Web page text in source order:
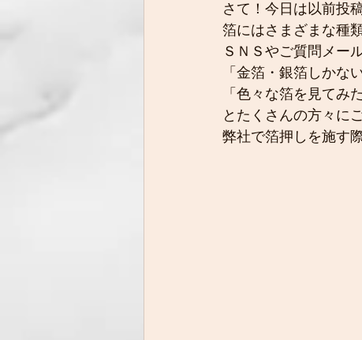
さて！今日は以前投
箔にはさまざまな種
ＳＮＳやご質問メー
「金箔・銀箔しかな
「色々な箔を見てみ
とたくさんの方々に
弊社で箔押しを施す